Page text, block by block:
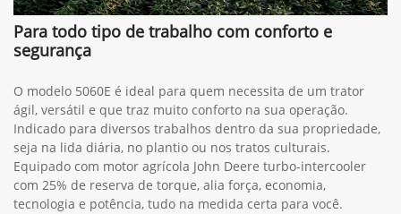
Para todo tipo de trabalho com conforto e
segurança
O modelo 5060E é ideal para quem necessita de um trator
ágil, versátil e que traz muito conforto na sua operação.
Indicado para diversos trabalhos dentro da sua propriedade,
seja na lida diária, no plantio ou nos tratos culturais.
Equipado com motor agrícola John Deere turbo-intercooler
com 25% de reserva de torque, alia força, economia,
tecnologia e potência, tudo na medida certa para você.